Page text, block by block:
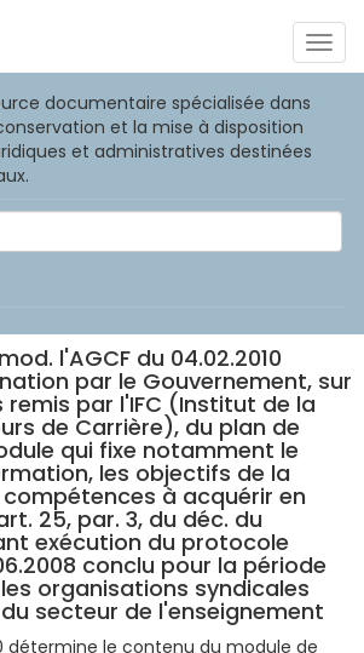
documentaire spécialisée dans
et la mise à disposition
et administratives destinées
l'AGCF du 04.02.2010
par le Gouvernement, sur
remis par l'IFC (Institut de la
de Carrière), du plan de
qui fixe notamment le
les objectifs de la
à acquérir en
25, par. 3, du déc. du
exécution du protocole
conclu pour la période
organisations syndicales
secteur de l'enseignement
détermine le contenu du module de